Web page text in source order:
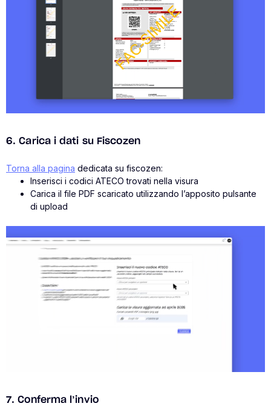
6. Carica i dati su Fiscozen
Torna alla pagina dedicata su fiscozen:
Inserisci i codici ATECO trovati nella visura
Carica il file PDF scaricato utilizzando l’apposito pulsante
di upload
7. Conferma l’invio